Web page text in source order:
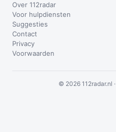
Over 112radar
Voor hulpdiensten
Suggesties
Contact
Privacy
Voorwaarden
© 2026 112radar.nl ·